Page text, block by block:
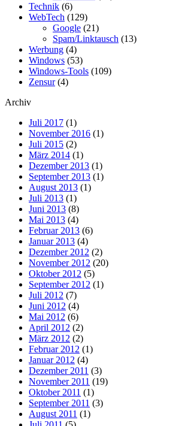
Technik (6)
WebTech (129)
Google (21)
Spam/Linktausch (13)
Werbung (4)
Windows (53)
Windows-Tools (109)
Zensur(4)
Archiv
Juli 2017 (1)
November 2016 (1)
Juli 2015 (2)
März 2014 (1)
Dezember 2013 (1)
September 2013 (1)
August 2013 (1)
Juli 2013 (1)
Juni 2013 (8)
Mai 2013 (4)
Februar 2013 (6)
Januar 2013 (4)
Dezember 2012 (2)
November 2012 (20)
Oktober 2012 (5)
September 2012 (1)
Juli 2012 (7)
Juni 2012 (4)
Mai 2012 (6)
April 2012 (2)
März 2012 (2)
Februar 2012 (1)
Januar 2012 (4)
Dezember 2011 (3)
November 2011 (19)
Oktober 2011 (1)
September 2011 (3)
August 2011 (1)